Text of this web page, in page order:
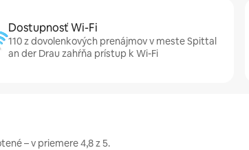
Dostupnosť Wi-Fi
110 z dovolenkových prenájmov v meste Spittal
an der Drau zahŕňa prístup k Wi-Fi
– v priemere 4,8 z 5.